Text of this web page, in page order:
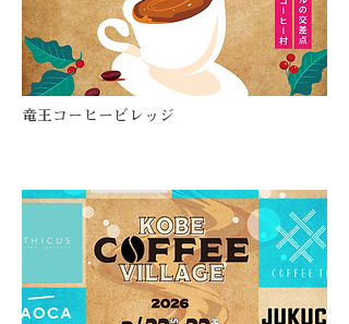
竜王コーヒービレッジ